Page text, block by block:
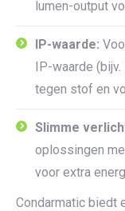
lumen-output
IP-waarde:
IP-waarde
tegen stof en
Slimme
oplossingen
voor extra
Condarmatic biedt